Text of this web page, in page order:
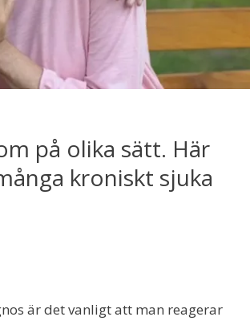
på olika sätt. Här
kroniskt sjuka
är det vanligt att man reagerar